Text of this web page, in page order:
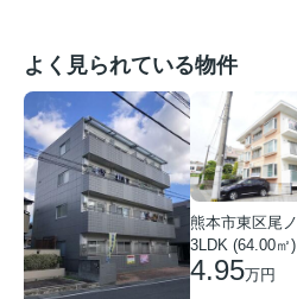
よく見られている物件
3LDK (64.00㎡)
4.95万円